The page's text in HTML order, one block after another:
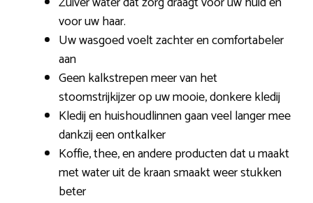
voor uw haar.
Uw wasgoed voelt zachter en comfortabeler
aan
Geen kalkstrepen meer van het
stoomstrijkijzer op uw mooie, donkere kledij
Kledij en huishoudlinnen gaan veel langer mee
dankzij een ontkalker
Koffie, thee, en andere producten dat u maakt
met water uit de kraan smaakt weer stukken
beter